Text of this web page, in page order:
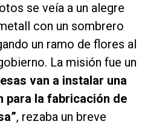
se veía a un alegre
con un sombrero
un ramo de flores al
La misión fue un
van a instalar una
para la fabricación de
, rezaba un breve